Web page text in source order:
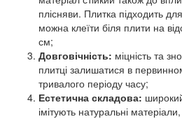
плісняви. Плитка підходить
можна клеїти біля плити на
см;
Довговічність: міцність та
плитці залишатися в
тривалого періоду часу;
Естетична складова:
імітують натуральні